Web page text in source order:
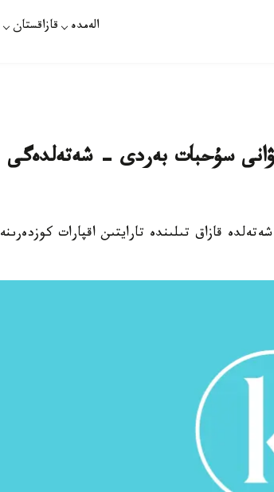
الەمدە قازاقستان
سۇحبات بەردى - شەتەلدەگى
قازاق تىلىندە تارايتىن اقپارات كوزدەرىنە